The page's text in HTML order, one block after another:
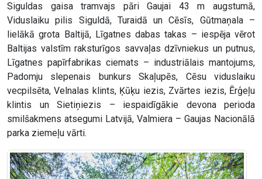
Siguldas gaisa tramvajs pāri Gaujai 43 m augstumā,
Viduslaiku pilis Siguldā, Turaidā un Cēsīs, Gūtmaņala –
lielākā grota Baltijā, Līgatnes dabas takas – iespēja vērot
Baltijas valstīm raksturīgos savvaļas dzīvniekus un putnus,
Līgatnes papīrfabrikas ciemats – industriālais mantojums,
Padomju slepenais bunkurs Skaļupēs, Cēsu viduslaiku
vecpilsēta, Velnalas klints, Ķūķu iezis, Zvārtes iezis, Ērģeļu
klintis un Sietiņiezis – iespaidīgākie devona perioda
smilšakmens atsegumi Latvijā, Valmiera – Gaujas Nacionālā
parka ziemeļu vārti.